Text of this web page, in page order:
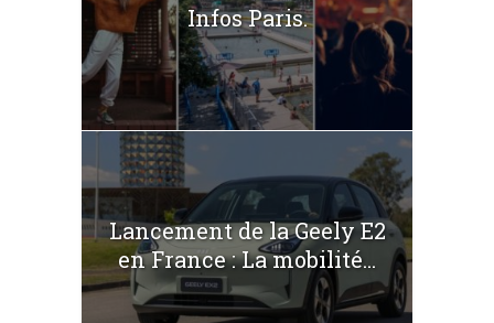
Infos Paris.
Lancement de la Geely E2
en France : La mobilité...